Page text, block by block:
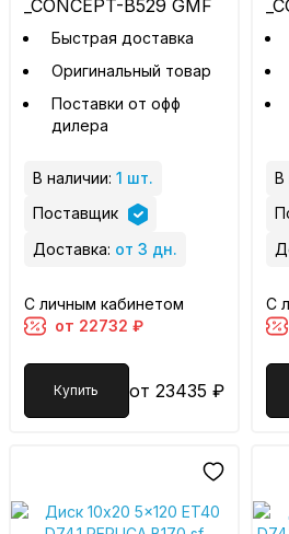
_CONCEPT-B529 GMF
Быстрая доставка
Оригинальный товар
Поставки от офф
дилера
В наличии: 1 шт.
Поставщик
Доставка: от 3 дн.
С личным кабинетом
от 22732 ₽
Купить от 23435 ₽
В
С